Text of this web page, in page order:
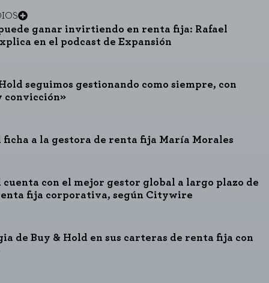
ganar invirtiendo en renta fija: Rafael
en el podcast de Expansión
seguimos gestionando como siempre, con
convicción»
ficha a la gestora de renta fija María Morales
cuenta con el mejor gestor global a largo plazo de
fija corporativa, según Citywire
de Buy & Hold en sus carteras de renta fija con
nuestra